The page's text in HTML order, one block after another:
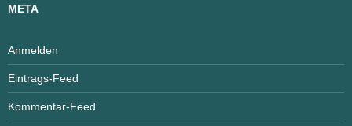
META
Anmelden
Eintrags-Feed
Kommentar-Feed